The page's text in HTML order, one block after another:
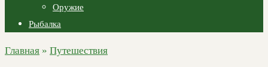
Оружие
Рыбалка
Главная » Путешествия